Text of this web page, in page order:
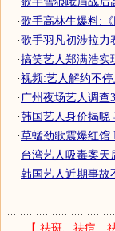
·歌手高林生爆料:
·歌手羽凡初涉拉力
·搞笑艺人郑满浩实
·视频:艺人解约不
· 广州夜场艺人调查
·韩国艺人身价揭晓
·草蜢劲歌震爆红馆
·台湾艺人吸毒案天
·韩国艺人近期事故
【 祛斑、祛痘、